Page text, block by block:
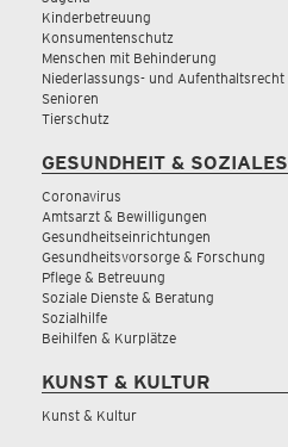
Kinderbetreuung
Konsumentenschutz
Menschen mit Behinderung
Niederlassungs- und Aufenthaltsrecht
Senioren
Tierschutz
GESUNDHEIT & SOZIALES
Coronavirus
Amtsarzt & Bewilligungen
Gesundheitseinrichtungen
Gesundheitsvorsorge & Forschung
Pflege & Betreuung
Soziale Dienste & Beratung
Sozialhilfe
Beihilfen & Kurplätze
KUNST & KULTUR
Kunst & Kultur